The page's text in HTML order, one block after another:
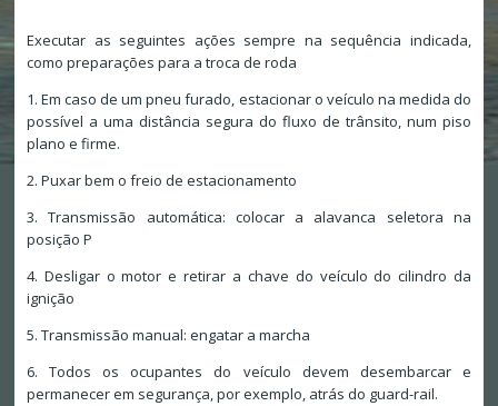
Executar as seguintes ações sempre na sequência indicada,
como preparações para a troca de roda
1. Em caso de um pneu furado, estacionar o veículo na medida do
possível a uma distância segura do fluxo de trânsito, num piso
plano e firme.
2. Puxar bem o freio de estacionamento
3. Transmissão automática: colocar a alavanca seletora na
posição P
4. Desligar o motor e retirar a chave do veículo do cilindro da
ignição
5. Transmissão manual: engatar a marcha
6. Todos os ocupantes do veículo devem desembarcar e
permanecer em segurança, por exemplo, atrás do guard-rail.